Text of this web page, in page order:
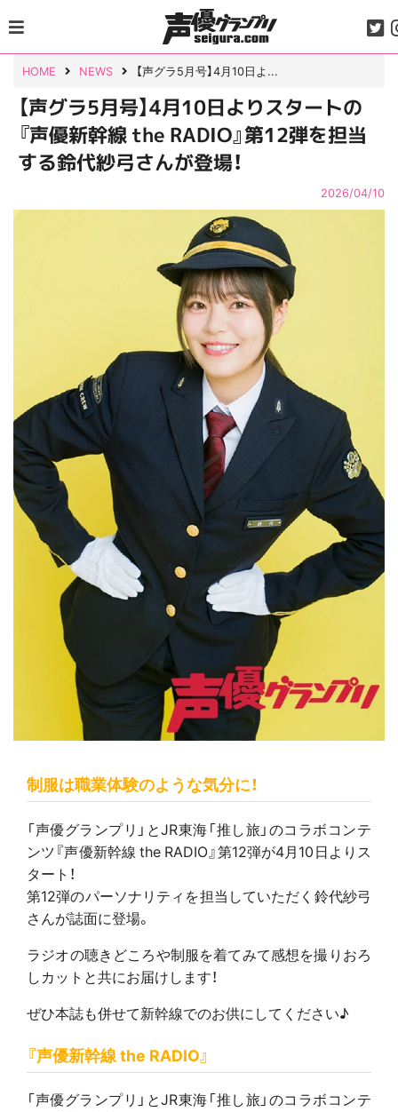
to
content
HOME NEWS 【声グラ5月号】4月10日よ...
【声グラ5月号】4月10日よりスタートの
『声優新幹線 the RADIO』第12弾を担当
する鈴代紗弓さんが登場！
2026/04/10
制服は職業体験のような気分に！
「声優グランプリ」とJR東海「推し旅」のコラボコンテ
ンツ『声優新幹線 the RADIO』第12弾が4月10日よりス
タート！
第12弾のパーソナリティを担当していただく鈴代紗弓
さんが誌面に登場。
ラジオの聴きどころや制服を着てみて感想を撮りおろ
しカットと共にお届けします！
ぜひ本誌も併せて新幹線でのお供にしてください♪
『声優新幹線 the RADIO』
「声優グランプリ」とJR東海「推し旅」のコラボコンテ